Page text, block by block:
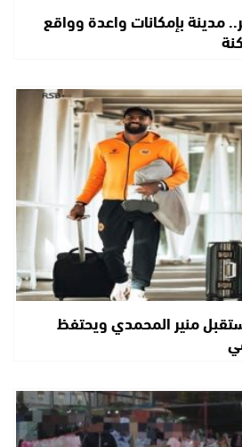
مدينة بإمكانات واعدة وواقع
منير المحمدي ويحتفظ